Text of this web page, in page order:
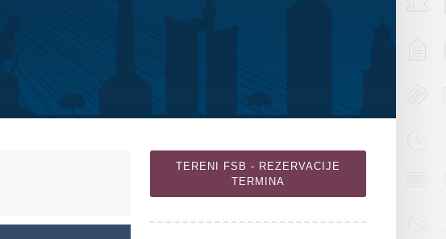
TERENI FSB - REZERVACIJE
TERMINA